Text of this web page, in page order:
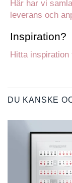
Här har vi
leverans och
Inspiration?
Hitta
DU KANSKE